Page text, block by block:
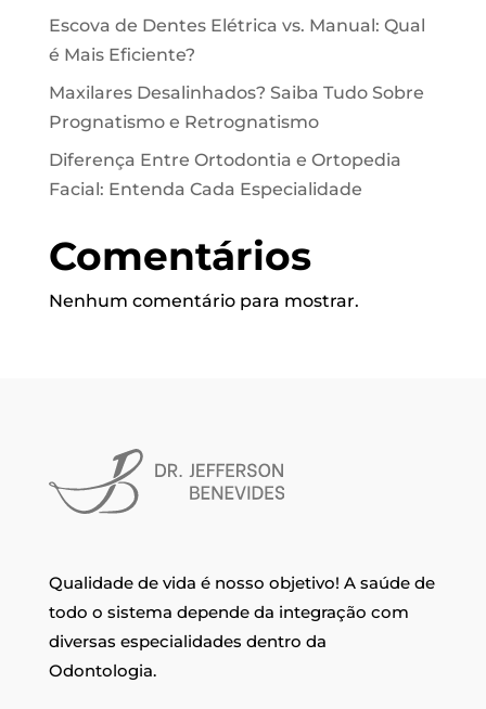
Escova de Dentes Elétrica vs. Manual: Qual
é Mais Eficiente?
Maxilares Desalinhados? Saiba Tudo Sobre
Prognatismo e Retrognatismo
Diferença Entre Ortodontia e Ortopedia
Facial: Entenda Cada Especialidade
Comentários
Nenhum comentário para mostrar.
Qualidade de vida é nosso objetivo! A saúde de
todo o sistema depende da integração com
diversas especialidades dentro da
Odontologia.